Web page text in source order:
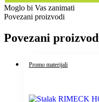
Moglo bi Vas zanimati
Povezani proizvodi
Povezani
Promo materijali